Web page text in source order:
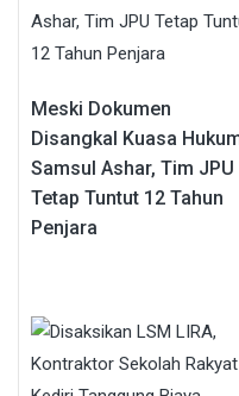
Meski Dokumen
Disangkal Kuasa
Samsul Ashar, Tim JPU
Tetap Tuntut 12 Tahun
Penjara